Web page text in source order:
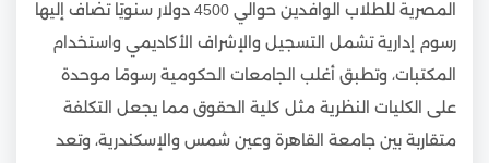
المصرية للطلاب الوافدين حوالي 4500 دولار سنويًا تضاف إليها
رسوم إدارية تشمل التسجيل والإشراف الأكاديمي واستخدام
المكتبات، وتطبق أغلب الجامعات الحكومية رسومًا موحدة
على الكليات النظرية مثل كلية الحقوق مما يجعل التكلفة
متقاربة بين جامعة القاهرة وعين شمس والإسكندرية، وتعد